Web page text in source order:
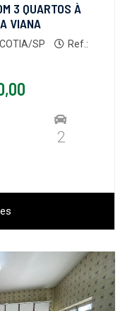
3 QUARTOS À
VIANA
SP
Ref.:
2